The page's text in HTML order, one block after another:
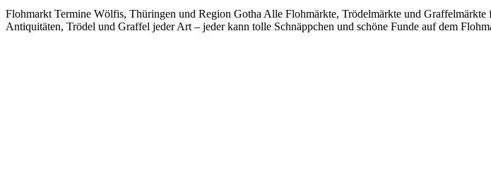
Flohmarkt Termine Wölfis, Thüringen und Region Gotha Alle Flohmärkte, Trödelmärkte und
Antiquitäten, Trödel und Graffel jeder Art – jeder kann tolle Schnäppchen und schöne Funde auf dem